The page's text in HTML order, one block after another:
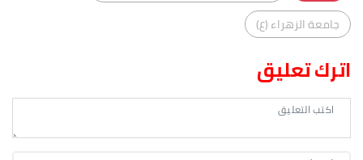
جامعة الزهراء (ع)
اترك تعليق